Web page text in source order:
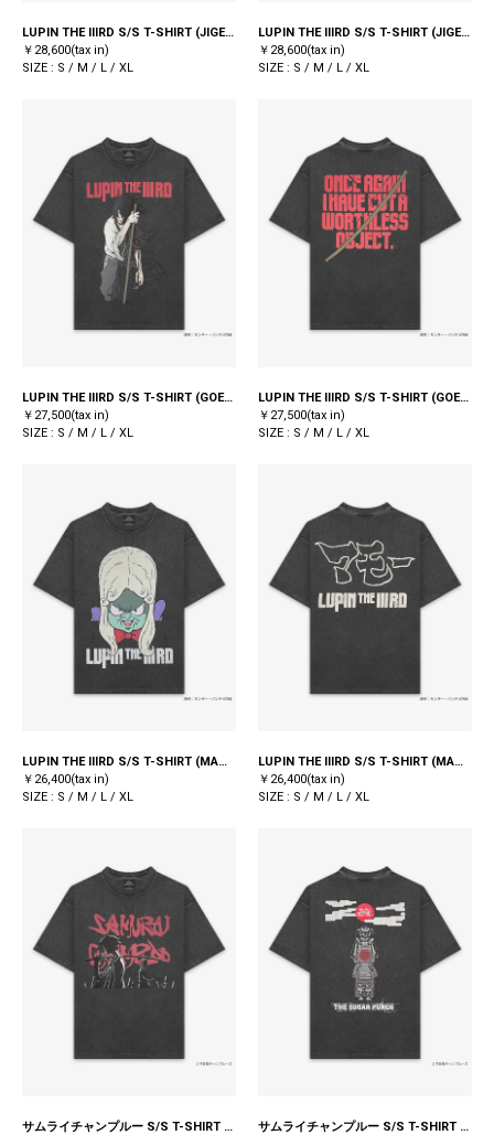
LUPIN THE IIIRD S/S T-SHIRT (JIGEN) / BLACK
￥28,600(tax in)
SIZE : S / M / L / XL
LUPIN THE IIIRD S/S T-SHIRT (JIGEN) / BLACK
￥28,600(tax in)
SIZE : S / M / L / XL
LUPIN THE IIIRD S/S T-SHIRT (GOEMON) / BLACK
￥27,500(tax in)
SIZE : S / M / L / XL
LUPIN THE IIIRD S/S T-SHIRT (GOEMON) / BLACK
￥27,500(tax in)
SIZE : S / M / L / XL
LUPIN THE IIIRD S/S T-SHIRT (MAMO) / BLACK
￥26,400(tax in)
SIZE : S / M / L / XL
LUPIN THE IIIRD S/S T-SHIRT (MAMO) / BLACK
￥26,400(tax in)
SIZE : S / M / L / XL
サムライチャンプルー S/S T-SHIRT (MUGEN/JIN) / BLACK
サムライチャンプルー S/S T-SHIRT (MUGEN/JIN) / BLACK